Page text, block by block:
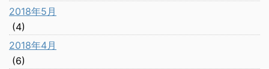
2018年5月
(4)
2018年4月
(6)